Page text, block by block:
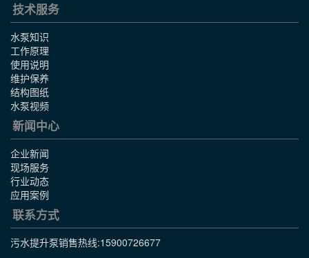
技术服务
水泵知识
工作原理
使用说明
维护保养
结构图纸
水泵视频
新闻中心
企业新闻
现场服务
行业动态
应用案例
联系方式
污水提升泵销售热线:15900726677